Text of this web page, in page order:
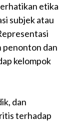
etika
subjek atau
penonton dan
kelompok
dan
terhadap